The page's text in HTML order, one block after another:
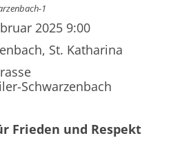
1
2025 9:00
St. Katharina
Schwarzenbach
Frieden und Respekt